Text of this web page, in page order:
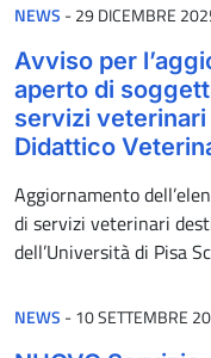
NEWS -PUBBLICATO IL
29 DICEMBRE
Avviso per
aperto di
servizi veterinari
Didattico
Aggiornamento
di servizi veterinari
dell’Università di Pisa
NEWS -PUBBLICATO IL
10 SETTEMBRE